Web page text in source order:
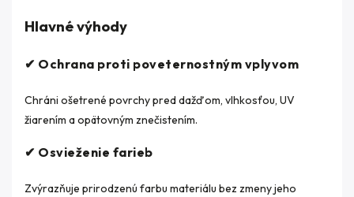
Hlavné výhody
✔ Ochrana proti poveternostným vplyvom
Chráni ošetrené povrchy pred dažďom, vlhkosťou, UV
žiarením a opätovným znečistením.
✔ Osvieženie farieb
Zvýrazňuje prirodzenú farbu materiálu bez zmeny jeho